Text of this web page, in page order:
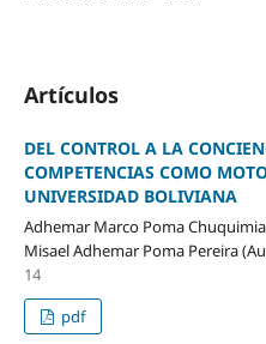
Artículos
DEL CONTROL A LA
COMPETENCIAS COMO
UNIVERSIDAD BOLIVIANA
Adhemar Marco Poma
Misael Adhemar Poma Pereira
14
pdf